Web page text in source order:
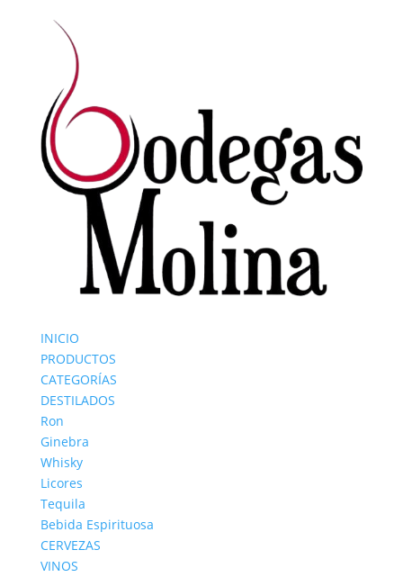
INICIO
PRODUCTOS
CATEGORÍAS
DESTILADOS
Ron
Ginebra
Whisky
Licores
Tequila
Bebida Espirituosa
CERVEZAS
VINOS